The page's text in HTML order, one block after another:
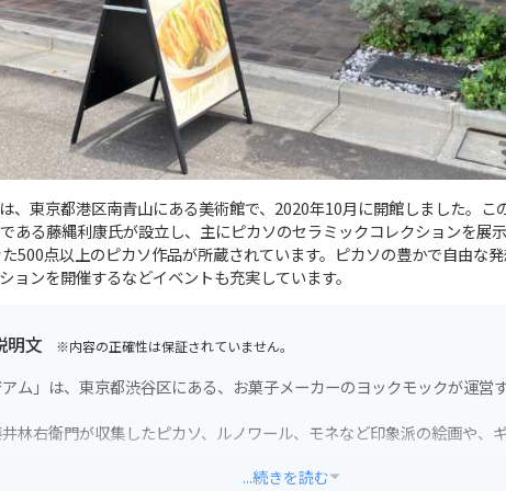
、東京都港区南青山にある美術館で、2020年10月に開館しました。こ
ある藤縄利康氏が設立し、主にピカソのセラミックコレクションを展
500点以上のピカソ作品が所蔵されています。ピカソの豊かで自由な
ョンを開催するなどイベントも充実しています。
明文 ※内容の正確性は保証されていません。
ム」は、東京都渋谷区にある、お菓子メーカーのヨックモックが運営
林右衛門が収集したピカソ、ルノワール、モネなど印象派の絵画や、
...続きを読む